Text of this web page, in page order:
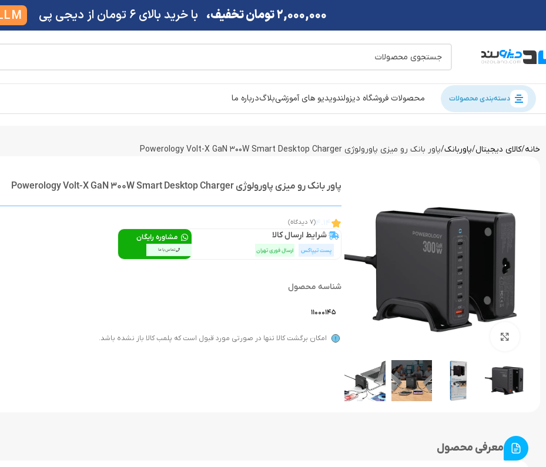
دسته‌بندی محصولات محصولات فروشگاه دیزولندویدیو های آموزشیبلاگدرباره ما
خانه کالای دیجیتال پاوربانک پاور بانک رو میزی پاورولوژی Powerology Volt-X GaN 300W Smart Desktop Charger
پاور بانک رو میزی پاورولوژی Powerology Volt-X GaN 300W Smart Desktop Charger
(7 دیدگاه)
شرایط ارسال کالا
پست تیپاکس ارسال فوری تهران
مشاوره رایگان
تماس با ما
شناسه محصول
11000145
امکان برگشت کالا تنها در صورتی مورد قبول است که پلمب کالا باز نشده باشد.
معرفی محصول
2,000,000 تومان تخفیف، با خرید بالای 6 تومان از دیجی پی